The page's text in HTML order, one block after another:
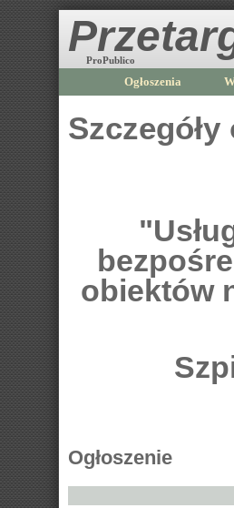
ProPublico
Ogłoszenia
Szczegóły
obiektów
Ogłoszenie